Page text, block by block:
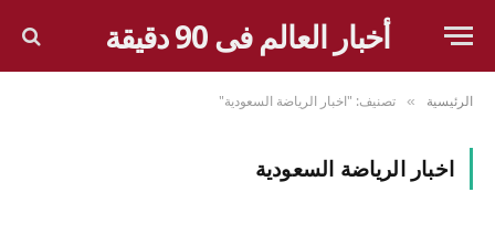
أخبار العالم فى 90 دقيقة
الرئيسية » تصنيف: "اخبار الرياضة السعودية"
اخبار الرياضة السعودية